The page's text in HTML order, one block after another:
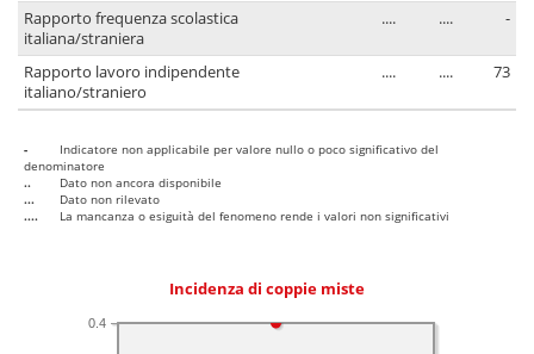
Rapporto frequenza scolastica
italiana/straniera
.... .... -
Rapporto lavoro indipendente
italiano/straniero
.... .... 73
-
Indicatore non applicabile per valore nullo o poco significativo del
denominatore
..
Dato non ancora disponibile
...
Dato non rilevato
....
La mancanza o esiguità del fenomeno rende i valori non significativi
Incidenza di coppie miste
0.4